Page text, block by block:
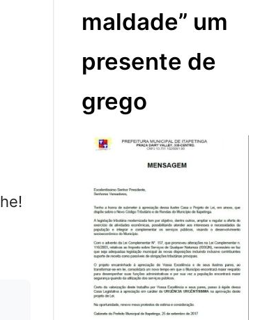
maldade” um
presente de
grego